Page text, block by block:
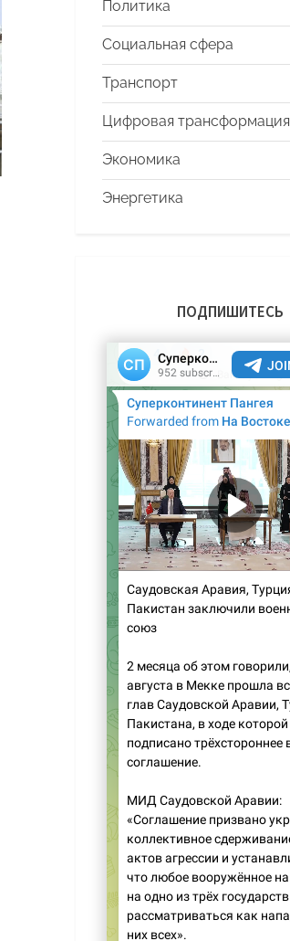
Политика
Социальная сфера
Транспорт
Цифровая трансформация
Экономика
Энергетика
ПОДПИШИТЕСЬ